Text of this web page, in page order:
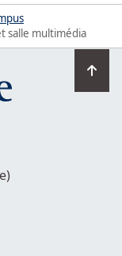
salle multimédia
en